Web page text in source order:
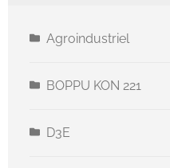
Agroindustriel
BOPPU KON 221
D3E